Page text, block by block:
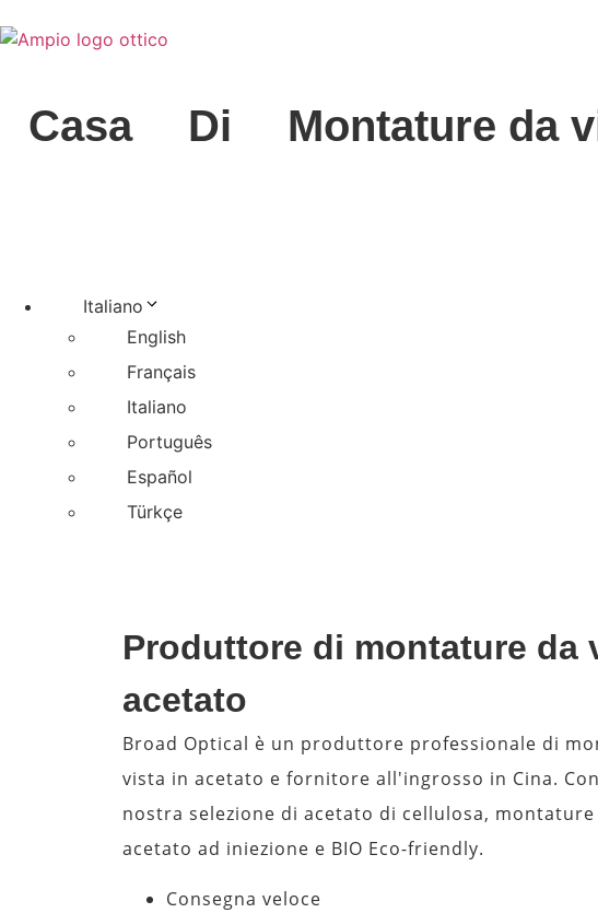
Casa Di Montature da
Italiano
English
Français
Italiano
Português
Español
Türkçe
Produttore di montature da
acetato
Broad Optical è un produttore professionale di
vista in acetato e fornitore all'ingrosso in Cina.
nostra selezione di acetato di cellulosa,
acetato ad iniezione e BIO Eco-friendly.
Consegna veloce